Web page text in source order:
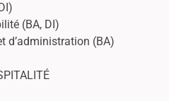
(BA, DI)
d’administration (BA)